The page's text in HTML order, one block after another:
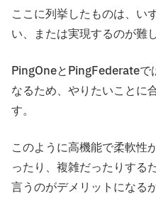
ここに列挙したものは、い
い、または実現するのが難
PingOneとPingFederateで
なるため、やりたいことに
す。
このように高機能で柔軟性
ったり、複雑だったりする
言うのがデメリットになる